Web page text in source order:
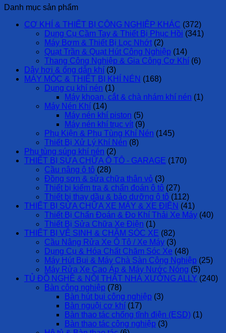
Danh mục sản phẩm
CƠ KHÍ & THIẾT BỊ CÔNG NGHIỆP KHÁC (372)
Dụng Cụ Cầm Tay & Thiết Bị Phục Hồi (341)
Máy Bơm & Thiết Bị Lọc Nhớt (2)
Quạt Trần & Quạt Hút Công Nghiệp (14)
Thang Công Nghiệp & Gia Công Cơ Khí (6)
Dây hơi & ống dẫn khí (3)
MÁY MÓC & THIẾT BỊ KHÍ NÉN (168)
Dụng cụ khí nén (1)
Máy khoan, cắt & chà nhám khí nén (1)
Máy Nén Khí (14)
Máy nén khí piston (5)
Máy nén khí trục vít (9)
Phụ Kiện & Phụ Tùng Khí Nén (145)
Thiết Bị Xử Lý Khí Nén (8)
Phụ tùng súng khí nén (2)
THIẾT BỊ SỬA CHỮA Ô TÔ - GARAGE (170)
Cầu nâng ô tô (28)
Đồng sơn & sửa chữa thân vỏ (3)
Thiết bị kiểm tra & chẩn đoán ô tô (27)
Thiết bị thay dầu & bảo dưỡng ô tô (112)
THIẾT BỊ SỬA CHỮA XE MÁY & XE ĐIỆN (41)
Thiết Bị Chẩn Đoán & Đo Khí Thải Xe Máy (40)
Thiết Bị Sửa Chữa Xe Điện (1)
THIẾT BỊ VỆ SINH & CHĂM SÓC XE (82)
Cầu Nâng Rửa Xe Ô Tô / Xe Máy (3)
Dụng Cụ & Hóa Chất Chăm Sóc Xe (48)
Máy Hút Bụi & Máy Chà Sàn Công Nghiệp (25)
Máy Rửa Xe Cao Áp & Máy Nước Nóng (5)
TỦ ĐỒ NGHỀ & NỘI THẤT NHÀ XƯỞNG ALLY (240)
Bàn công nghiệp (78)
Bàn hút bụi công nghiệp (3)
Bàn nguội cơ khí (17)
Bàn thao tác chống tĩnh điện (ESD) (1)
Bàn thao tác công nghiệp (3)